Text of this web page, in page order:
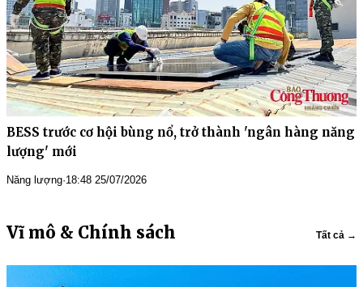
BESS trước cơ hội bùng nổ, trở thành 'ngân hàng năng
lượng' mới
Năng lượng·18:48 25/07/2026
Vĩ mô & Chính sách Tất cả →